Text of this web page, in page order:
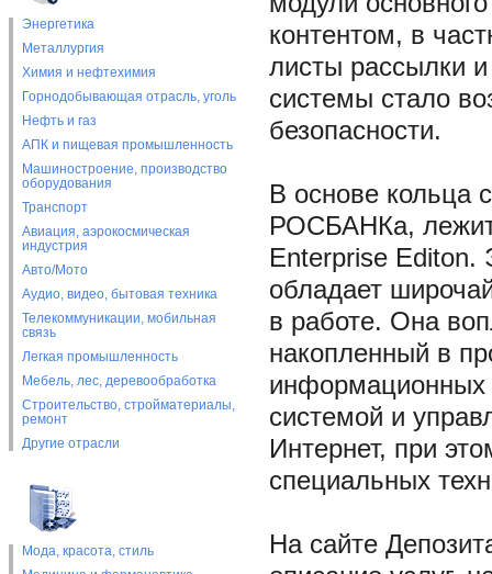
Энергетика
Металлургия
Химия и нефтехимия
Горнодобывающая отрасль, уголь
Нефть и газ
АПК и пищевая промышленность
Машиностроение, производство
оборудования
Транспорт
Авиация, аэрокосмическая
индустрия
Авто/Мото
Аудио, видео, бытовая техника
Телекоммуникации, мобильная
связь
Легкая промышленность
Мебель, лес, деревообработка
Строительство, стройматериалы,
ремонт
Другие отрасли
Мода, красота, стиль
контентом, в
листы рассылки
системы стало
безопасности.
В основе кольца
РОСБАНКа, лежит
Enterprise Editon.
обладает
в работе. Она
накопленный в
информационных
системой и
Интернет, при
специальных
На сайте